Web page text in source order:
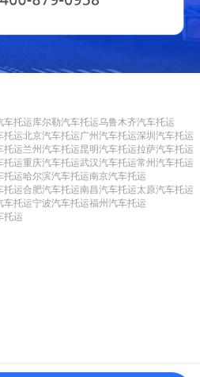
车托运库尔勒汽车托运乌鲁木齐汽车托运
托运北京汽车托运广州汽车托运深圳汽车托运
托运兰州汽车托运昆明汽车托运拉萨汽车托运
托运重庆汽车托运武汉汽车托运常州汽车托运
托运哈尔滨汽车托运南京汽车托运
托运合肥汽车托运南昌汽车托运太原汽车托运
车托运宁波汽车托运福州汽车托运
托运